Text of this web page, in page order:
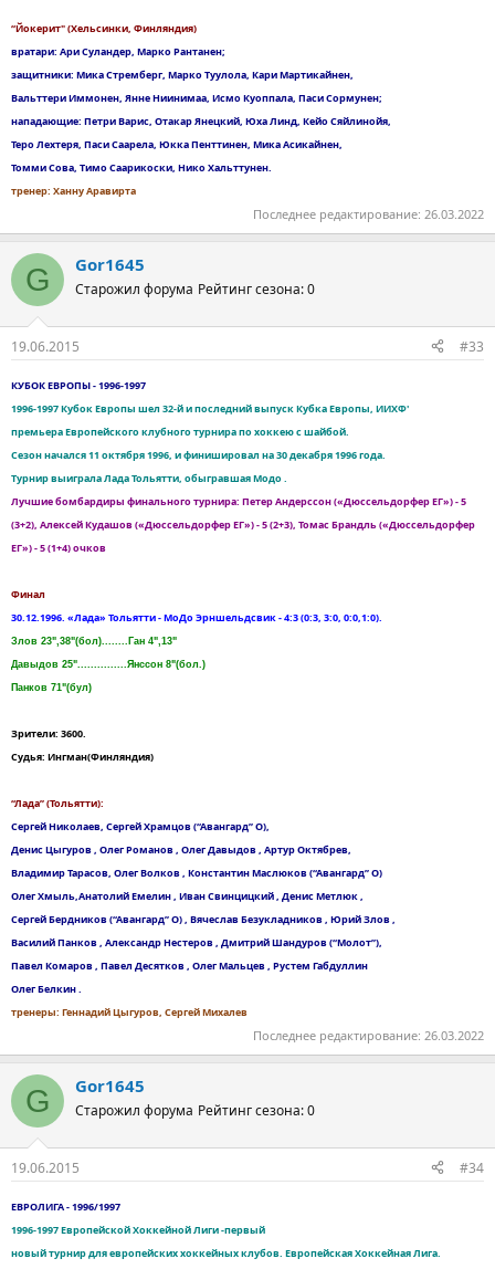
“Йокерит" (Хельсинки, Финляндия)
вратари: Ари Суландер, Марко Рантанен;
защитники: Мика Стремберг, Марко Туулола, Кари Мартикайнен,
Вальттери Иммонен, Янне Ниинимаа, Исмо Куоппала, Паси Сормунен;
нападающие: Петри Варис, Отакар Янецкий, Юха Линд, Кейо Сяйлинойя,
Теро Лехтеря, Паси Саарела, Юкка Пенттинен, Мика Асикайнен,
Томми Сова, Тимо Саарикоски, Нико Хальттунен.
тренер: Ханну Аравирта
Последнее редактирование: 26.03.2022
G Gor1645
Старожил форума Рейтинг сезона: 0
19.06.2015 #33
КУБОК ЕВРОПЫ - 1996-1997
1996-1997 Кубок Европы шел 32-й и последний выпуск Кубка Европы, ИИХФ'
премьера Европейского клубного турнира по хоккею с шайбой.
Сезон начался 11 октября 1996, и финишировал на 30 декабря 1996 года.
Турнир выиграла Лада Тольятти, обыгравшая Модо .
Лучшие бомбардиры финального турнира: Петер Андерссон («Дюссельдорфер ЕГ») - 5
(3+2), Алексей Кудашов («Дюссельдорфер ЕГ») - 5 (2+3), Томас Брандль («Дюссельдорфер
ЕГ») - 5 (1+4) очков
Финал
30.12.1996. «Лада» Тольятти - МоДо Эрншельдсвик - 4:3 (0:3, 3:0, 0:0,1:0).
Злов 23",38"(бол)........Ган 4",13"
Давыдов 25"...............Янссон 8"(бол.)
Панков 71"(бул)
Зрители: 3600.
Судья: Ингман(Финляндия)
“Лада” (Тольятти):
Сергей Николаев, Сергей Храмцов (“Авангард” О),
Денис Цыгуров , Олег Романов , Олег Давыдов , Артур Октябрев,
Владимир Тарасов, Олег Волков , Константин Маслюков (“Авангард” О)
Олег Хмыль,Анатолий Емелин , Иван Свинцицкий , Денис Метлюк ,
Сергей Бердников (“Авангард” О) , Вячеслав Безукладников , Юрий Злов ,
Василий Панков , Александр Нестеров , Дмитрий Шандуров (“Молот”),
Павел Комаров , Павел Десятков , Олег Мальцев , Рустем Габдуллин
Олег Белкин .
тренеры: Геннадий Цыгуров, Сергей Михалев
Последнее редактирование: 26.03.2022
G Gor1645
Старожил форума Рейтинг сезона: 0
19.06.2015 #34
ЕВРОЛИГА - 1996/1997
1996-1997 Европейской Хоккейной Лиги -первый
новый турнир для европейских хоккейных клубов. Европейская Хоккейная Лига.